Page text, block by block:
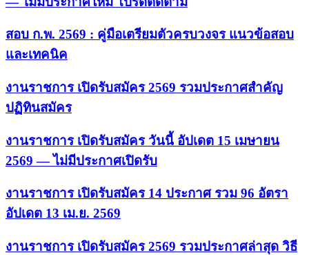
สอบ ก.พ. 2569 : คู่มือเตรียมตัวครบวงจร แนวข้อสอบ
และเทคนิค
งานราชการ เปิดรับสมัคร 2569 รวมประกาศสำคัญ
ปฏิทินสมัคร
งานราชการ เปิดรับสมัคร วันนี้ อัปเดต 15 เมษายน
2569 — ไม่มีประกาศเปิดรับ
งานราชการ เปิดรับสมัคร 14 ประกาศ รวม 96 อัตรา
อัปเดต 13 เม.ย. 2569
งานราชการ เปิดรับสมัคร 2569 รวมประกาศล่าสุด วิธี